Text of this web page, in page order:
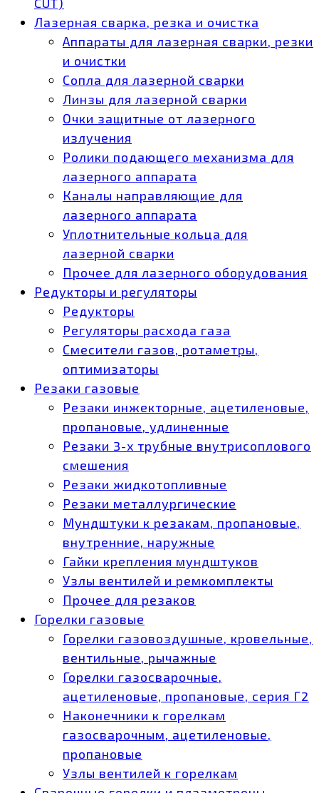
Лазерная сварка, резка и очистка
Аппараты для лазерная сварки, резки
и очистки
Сопла для лазерной сварки
Линзы для лазерной сварки
Очки защитные от лазерного
излучения
Ролики подающего механизма для
лазерного аппарата
Каналы направляющие для
лазерного аппарата
Уплотнительные кольца для
лазерной сварки
Прочее для лазерного оборудования
Редукторы и регуляторы
Редукторы
Регуляторы расхода газа
Смесители газов, ротаметры,
оптимизаторы
Резаки газовые
Резаки инжекторные, ацетиленовые,
пропановые, удлиненные
Резаки 3-х трубные внутрисоплового
смешения
Резаки жидкотопливные
Резаки металлургические
Мундштуки к резакам, пропановые,
внутренние, наружные
Гайки крепления мундштуков
Узлы вентилей и ремкомплекты
Прочее для резаков
Горелки газовые
Горелки газовоздушные, кровельные,
вентильные, рычажные
Горелки газосварочные,
ацетиленовые, пропановые, серия Г2
Наконечники к горелкам
газосварочным, ацетиленовые,
пропановые
Узлы вентилей к горелкам